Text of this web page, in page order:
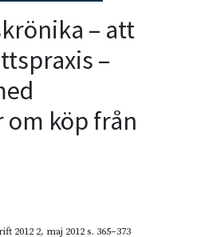
– att
–
om köp från
2012 2, maj 2012s. 365–373